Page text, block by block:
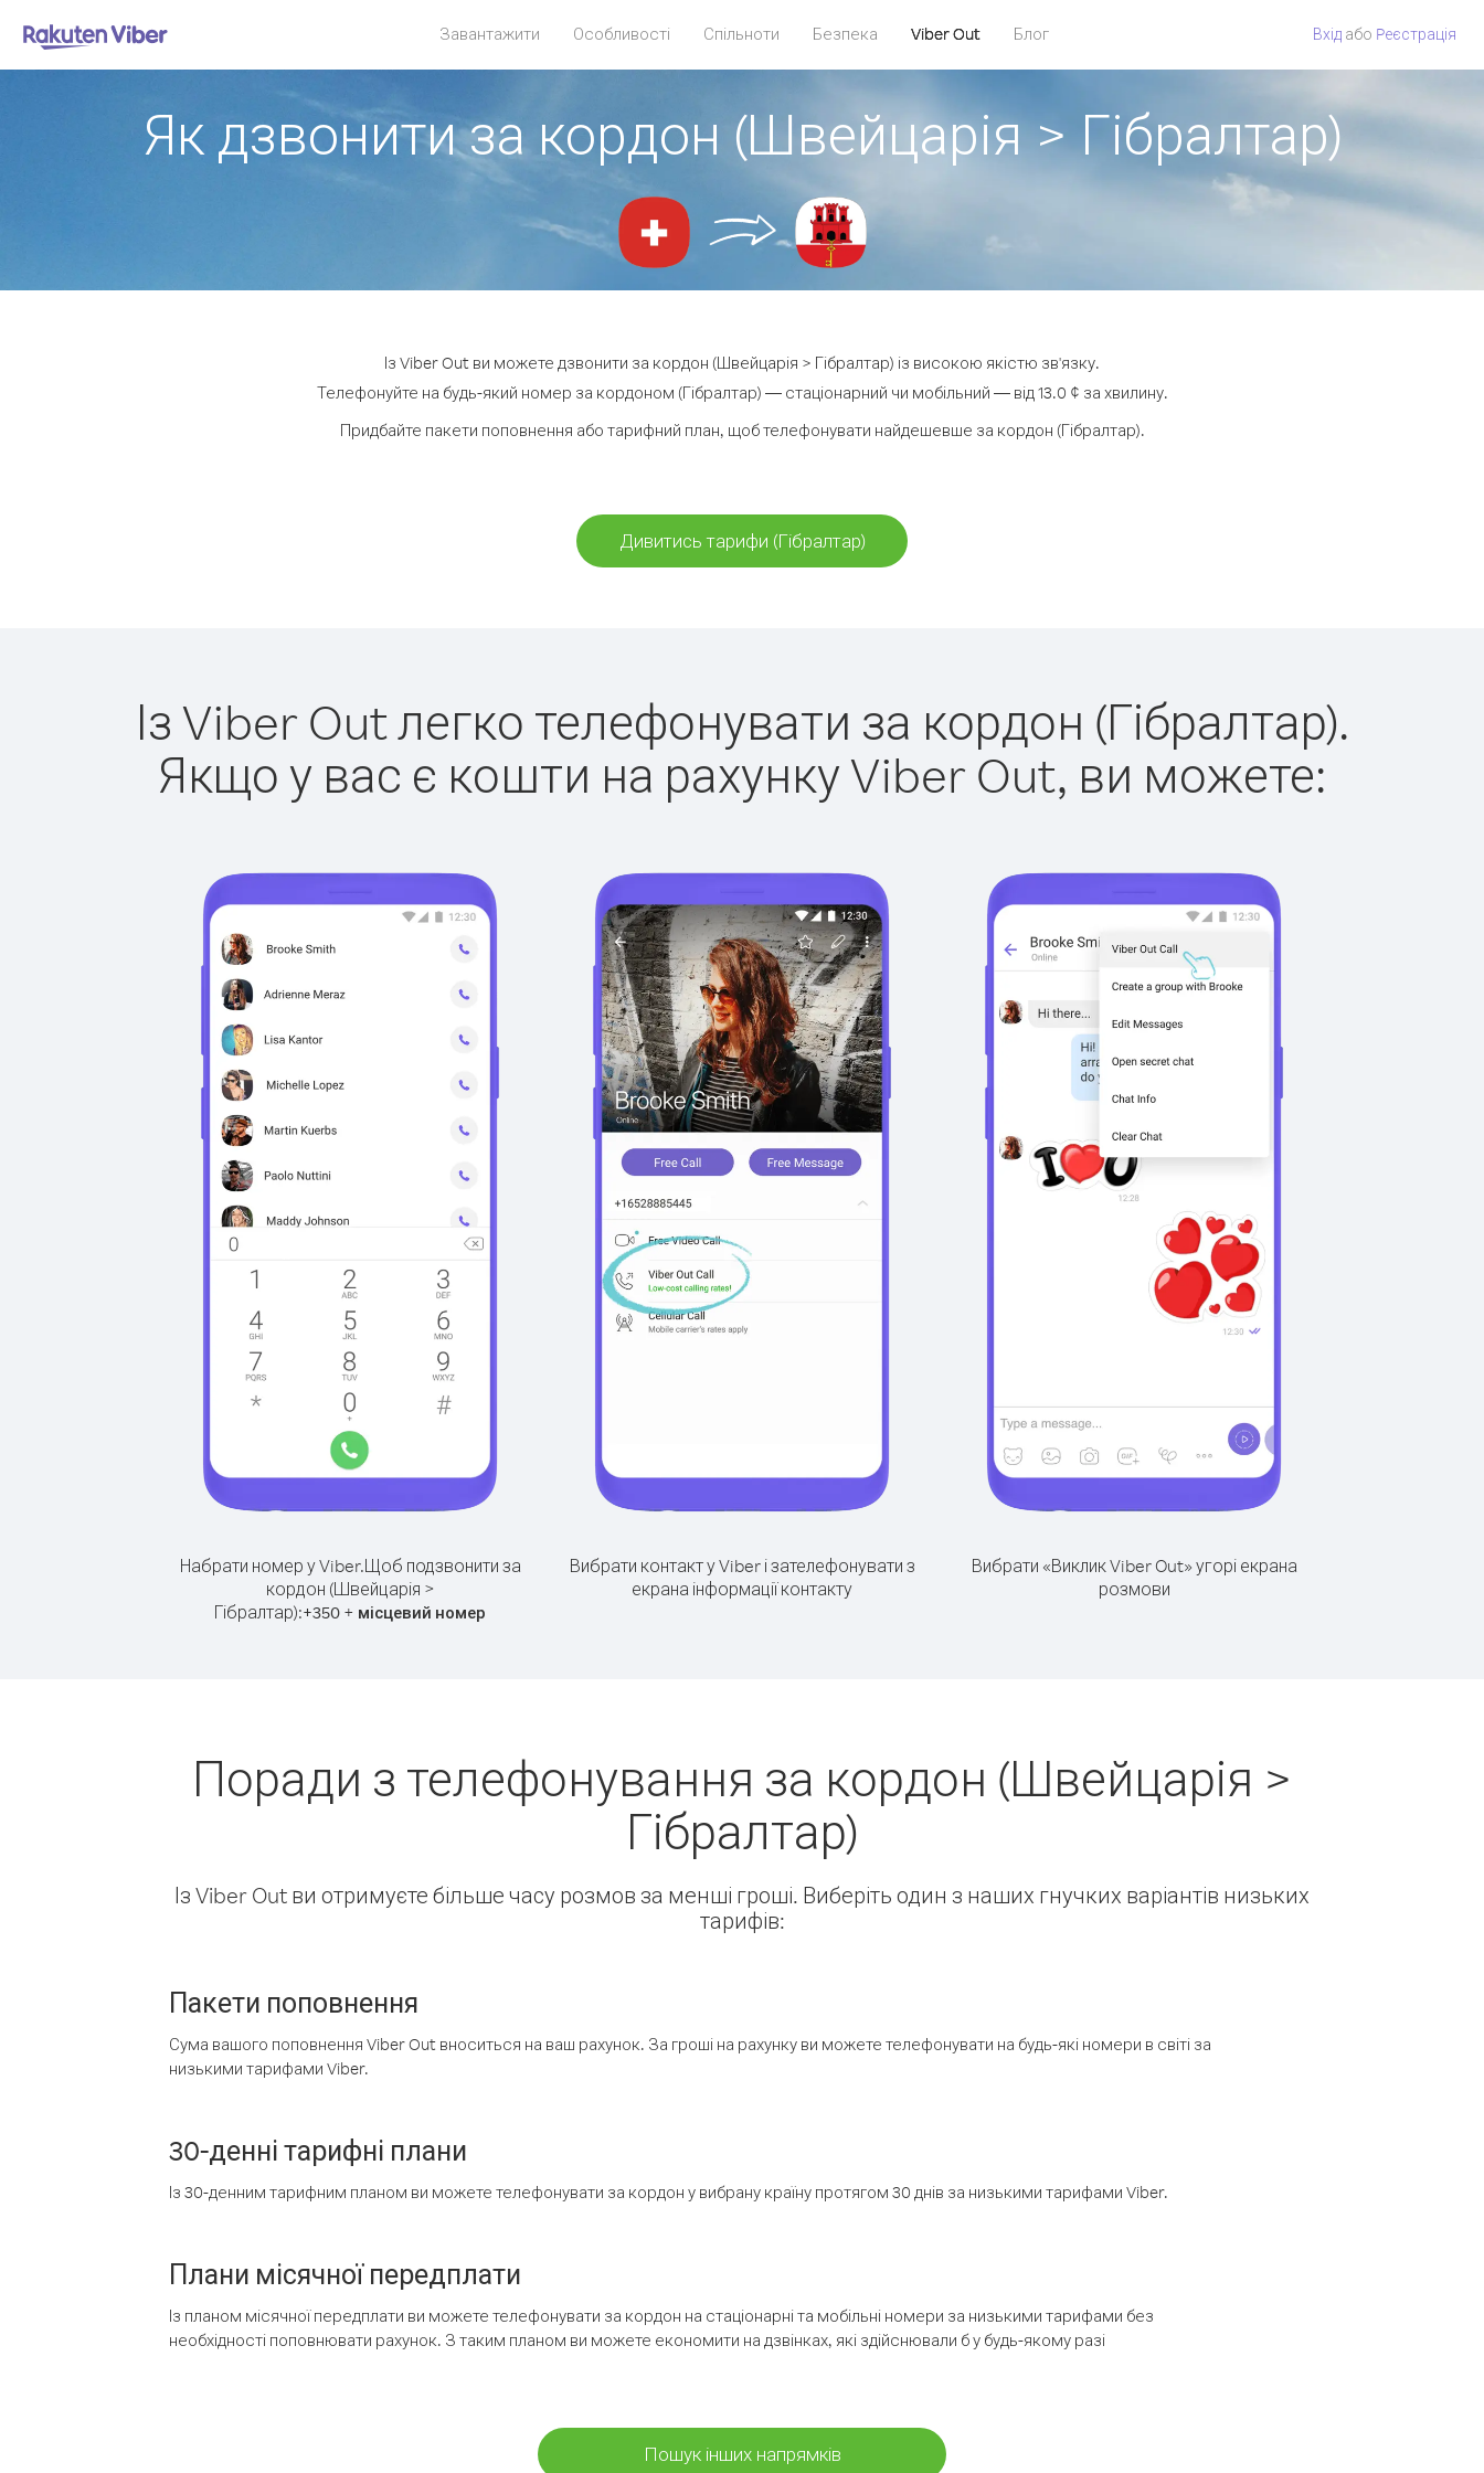
Завантажити Особливості Спільноти Безпека Viber Out Блог Вхід або Pеєстрація
Як дзвонити за кордон (Швейцарія > Гібралтар)
Із Viber Out ви можете дзвонити за кордон (Швейцарія > Гібралтар) із високою якістю зв'язку.
Телефонуйте на будь-який номер за кордоном (Гібралтар) — стаціонарний чи мобільний — від 13.0 ¢ за хвилину.
Придбайте пакети поповнення або тарифний план, щоб телефонувати найдешевше за кордон (Гібралтар).
Дивитись тарифи (Гібралтар)
Із Viber Out легко телефонувати за кордон (Гібралтар).
Якщо у вас є кошти на рахунку Viber Out, ви можете:
Набрати номер у Viber.Щоб подзвонити за
кордон (Швейцарія >
Гібралтар):+350 + місцевий номер
Вибрати контакт у Viber і зателефонувати з
екрана інформації контакту
Вибрати «Виклик Viber Out» угорі екрана
розмови
Поради з телефонування за кордон (Швейцарія >
Гібралтар)
Із Viber Out ви отримуєте більше часу розмов за менші гроші. Виберіть один з наших гнучких варіантів низьких
тарифів:
Пакети поповнення
Сума вашого поповнення Viber Out вноситься на ваш рахунок. За гроші на рахунку ви можете телефонувати на будь-які номери в світі за
низькими тарифами Viber.
30-денні тарифні плани
Із 30-денним тарифним планом ви можете телефонувати за кордон у вибрану країну протягом 30 днів за низькими тарифами Viber.
Плани місячної передплати
Із планом місячної передплати ви можете телефонувати за кордон на стаціонарні та мобільні номери за низькими тарифами без
необхідності поповнювати рахунок. З таким планом ви можете економити на дзвінках, які здійснювали б у будь-якому разі
Пошук інших напрямків